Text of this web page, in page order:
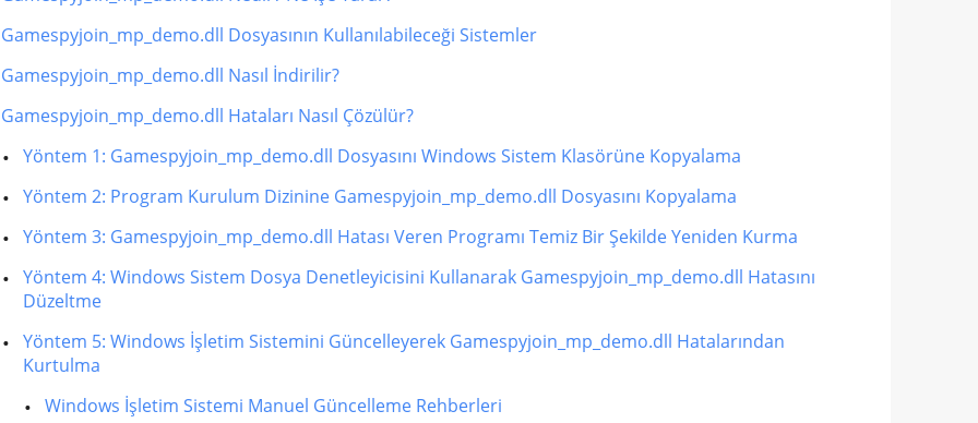
Gamespyjoin_mp_demo.dll Dosyasının Kullanılabileceği Sistemler
Gamespyjoin_mp_demo.dll Nasıl İndirilir?
Gamespyjoin_mp_demo.dll Hataları Nasıl Çözülür?
Yöntem 1: Gamespyjoin_mp_demo.dll Dosyasını Windows Sistem Klasörüne Kopyalama
Yöntem 2: Program Kurulum Dizinine Gamespyjoin_mp_demo.dll Dosyasını Kopyalama
Yöntem 3: Gamespyjoin_mp_demo.dll Hatası Veren Programı Temiz Bir Şekilde Yeniden Kurma
Yöntem 4: Windows Sistem Dosya Denetleyicisini Kullanarak Gamespyjoin_mp_demo.dll Hatasını
Düzeltme
Yöntem 5: Windows İşletim Sistemini Güncelleyerek Gamespyjoin_mp_demo.dll Hatalarından
Kurtulma
Windows İşletim Sistemi Manuel Güncelleme Rehberleri